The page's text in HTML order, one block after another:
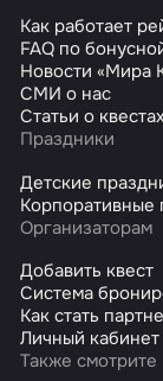
Как работает
FAQ по
Новости «Мира
СМИ о нас
Статьи о
Праздники
Детские
Корпоративные
Организаторам
Добавить квест
Система
Как стать
Личный
Также смотрите